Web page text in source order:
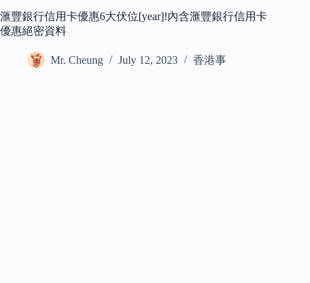
滙豐銀行信用卡優惠6大伏位[year]!內含滙豐銀行信用卡
優惠絕密資料
Mr. Cheung July 12, 2023 香港事